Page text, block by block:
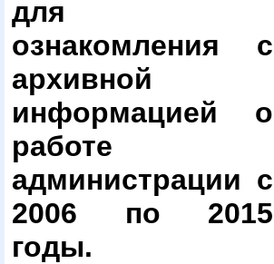
для
ознакомления с
архивной
информацией о
работе
администрации с
2006 по 2015
годы.